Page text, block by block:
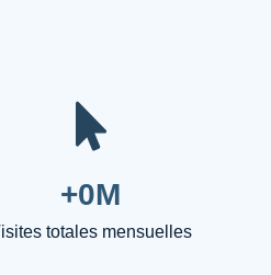
totales mensuelles
+0M